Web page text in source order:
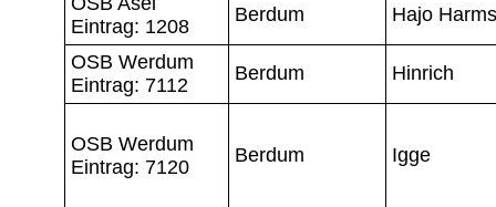
Eintrag: 1208
Berdum Hajo Harms
OSB Werdum
Eintrag: 7112
Berdum Hinrich
OSB Werdum
Eintrag: 7120
Berdum Igge